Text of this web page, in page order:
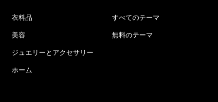
衣料品
美容
ジュエリーとアクセサリー
ホーム
すべてのテーマ
無料のテーマ